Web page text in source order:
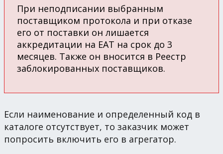
При неподписании выбранным
поставщиком протокола и при отказе
его от поставки он лишается
аккредитации на ЕАТ на срок до 3
месяцев. Также он вносится в Реестр
заблокированных поставщиков.
Если наименование и определенный код в
каталоге отсутствует, то заказчик может
попросить включить его в агрегатор.